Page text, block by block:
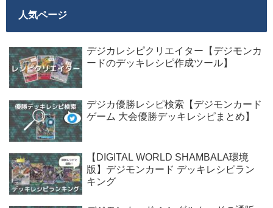
人気ページ
デジカレシピクリエイター【デジモンカ
ードのデッキレシピ作成ツール】
デジカ優勝レシピ検索【デジモンカード
ゲーム 大会優勝デッキレシピまとめ】
【DIGITAL WORLD SHAMBALA環境
版】デジモンカード デッキレシピラン
キング